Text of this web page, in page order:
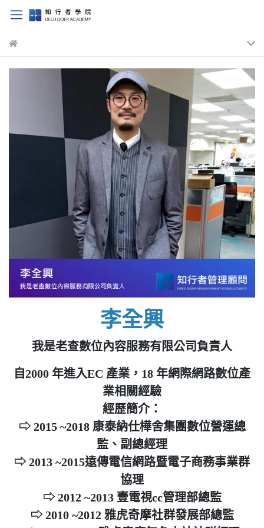
李全興
我是老查數位內容服務有限公司負責人
自2000 年進入EC 產業，18 年網際網路數位產
業相關經驗
經歷簡介：
⇨ 2015 ~2018 康泰納仕樺舍集團數位營運總
監、副總經理
⇨ 2013 ~2015遠傳電信網路暨電子商務事業群
協理
⇨ 2012 ~2013 壹電視cc管理部總監
⇨ 2010 ~2012 雅虎奇摩社群發展部總監